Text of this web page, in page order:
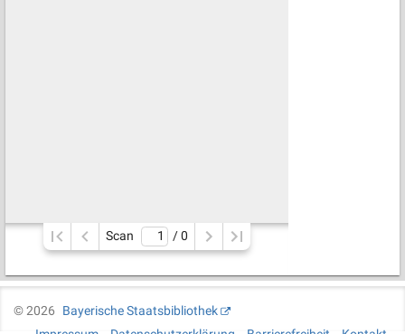
Scan / 0
©2026
Bayerische Staatsbibliothek